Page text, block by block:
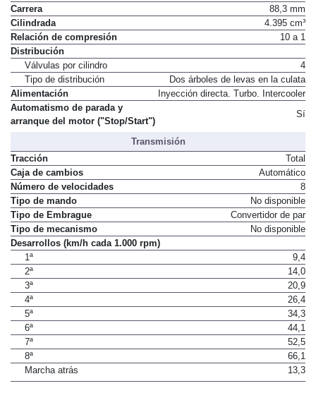
Diámetro
89 mm
Carrera
88,3 mm
Cilindrada
4.395 cm³
Relación de compresión
Distribución
Válvulas por cilindro
4
Tipo de distribución
Dos árboles de levas en la culata
Alimentación
Automatismo de parada y
Transmisión
Tracción
Total
Caja de cambios
Automático
Número de velocidades
8
Tipo de mando
No disponible
Tipo de Embrague
Convertidor de par
Tipo de mecanismo
Desarrollos (km/h cada 1.000 rpm)
1ª
9,4
2ª
14,0
3ª
20,9
4ª
26,4
5ª
34,3
6ª
44,1
7ª
52,5
8ª
66,1
Marcha atrás
13,3